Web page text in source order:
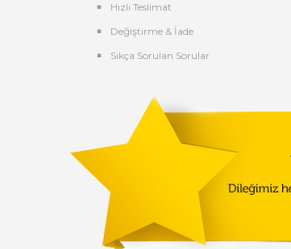
Hızlı Teslimat
Değiştirme & İade
Sıkça Sorulan Sorular